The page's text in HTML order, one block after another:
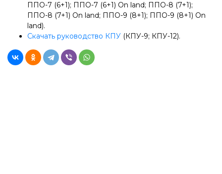
ППО-7 (6+1); ППО-7 (6+1) On land; ППО-8 (7+1);
ППО-8 (7+1) On land; ППО-9 (8+1); ППО-9 (8+1) On
land).
Скачать руководство КПУ (КПУ-9; КПУ-12).